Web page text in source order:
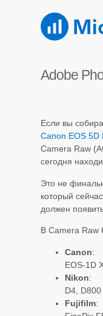
Adobe
Если вы
Canon EOS 5D
Camera Raw
сегодня
Это не
который
должен
В Camera Raw
Canon:
EOS-1D
Nikon:
D4, D800
Fujifilm: